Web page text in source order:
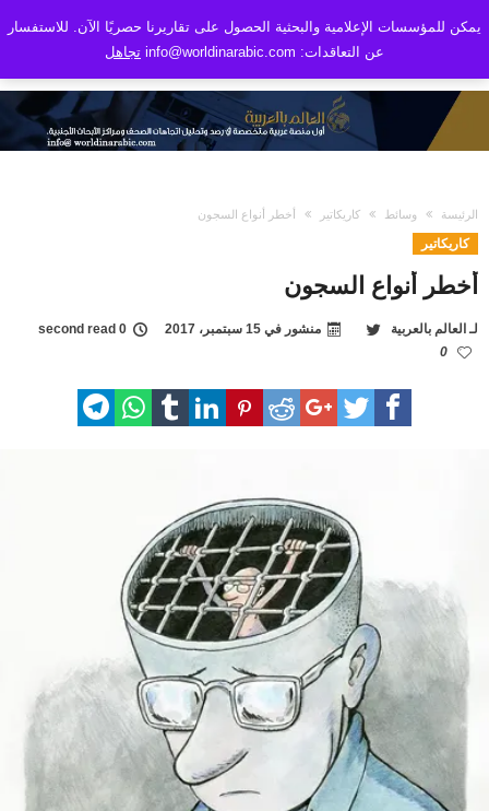
الرئيسة وسائط كاريكاتير أخطر أنواع السجون
كاريكاتير
أخطر أنواع السجون
لـ العالم بالعربية منشور في 15 سبتمبر، 2017
0 second read
0
يمكن للمؤسسات الإعلامية والبحثية الحصول على تقاريرنا حصريًا الآن. للاستفسار
عن التعاقدات: info@worldinarabic.com
تجاهل